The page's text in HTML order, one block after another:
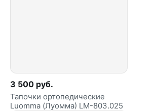
3 500 руб.
Тапочки ортопедические
Luomma (Луомма) LM-803.025